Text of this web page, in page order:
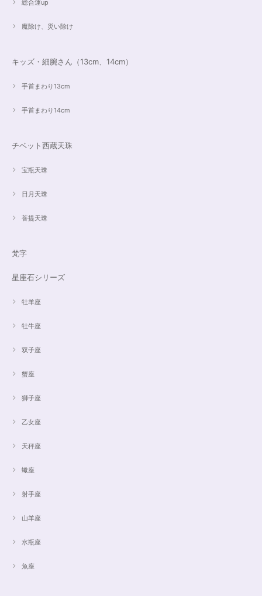
総合運up
魔除け、災い除け
キッズ・細腕さん（13cm、14cm）
手首まわり13cm
手首まわり14cm
チベット西蔵天珠
宝瓶天珠
日月天珠
菩提天珠
梵字
星座石シリーズ
牡羊座
牡牛座
双子座
蟹座
獅子座
乙女座
天秤座
蠍座
射手座
山羊座
水瓶座
魚座